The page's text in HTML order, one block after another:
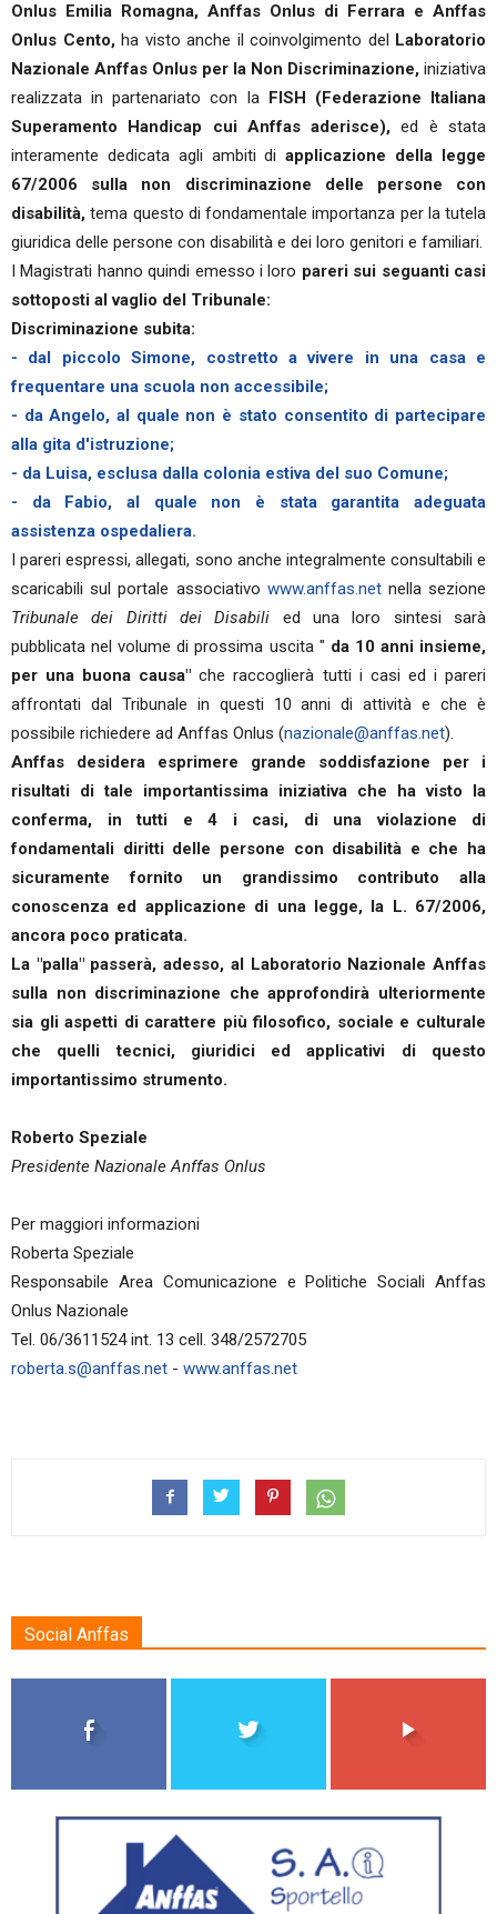
Onlus Emilia Romagna, Anffas Onlus di Ferrara e Anffas
Onlus Cento, ha visto anche il coinvolgimento del Laboratorio
Nazionale Anffas Onlus per la Non Discriminazione, iniziativa
realizzata in partenariato con la FISH (Federazione Italiana
Superamento Handicap cui Anffas aderisce), ed è stata
interamente dedicata agli ambiti diapplicazione della legge
67/2006 sulla non discriminazione delle persone con
disabilità, tema questo di fondamentale importanza per la tutela
giuridica delle persone con disabilità e dei loro genitori e familiari.
I Magistrati hanno quindi emesso i loro pareri sui seguanti casi
sottoposti al vaglio del Tribunale:
Discriminazione subita:
- dal piccolo Simone, costretto a vivere in una casa e
frequentare una scuola non accessibile;
- da Angelo, al quale non è stato consentito di partecipare
alla gita d'istruzione;
- da Luisa, esclusa dalla colonia estiva del suo Comune;
- da Fabio, al quale non è stata garantita adeguata
assistenza ospedaliera.
I pareri espressi, allegati, sono anche integralmente consultabili e
scaricabili sul portale associativo www.anffas.netnella sezione
Tribunale dei Diritti dei Disabili ed una loro sintesi sarà
pubblicata nel volume di prossima uscita " da 10 anni insieme,
per una buona causa"che raccoglierà tutti i casi ed i pareri
affrontati dal Tribunale in questi 10 anni di attività e che è
possibile richiedere ad Anffas Onlus (nazionale@anffas.net).
Anffas desidera esprimere grande soddisfazione per i
risultati di tale importantissima iniziativa che ha visto la
conferma, in tutti e 4 i casi, di una violazione di
fondamentali diritti delle persone con disabilità e che ha
sicuramente fornito un grandissimo contributo alla
conoscenza ed applicazione di una legge, la L. 67/2006,
ancora poco praticata.
La "palla" passerà, adesso, al Laboratorio Nazionale Anffas
sulla non discriminazione che approfondirà ulteriormente
sia gli aspetti di carattere più filosofico, sociale e culturale
che quelli tecnici, giuridici ed applicativi di questo
importantissimo strumento.
Roberto Speziale
Presidente Nazionale Anffas Onlus
Per maggiori informazioni
Roberta Speziale
Responsabile Area Comunicazione e Politiche Sociali Anffas
Onlus Nazionale
Tel. 06/3611524 int. 13 cell. 348/2572705
roberta.s@anffas.net - www.anffas.net
Social Anffas